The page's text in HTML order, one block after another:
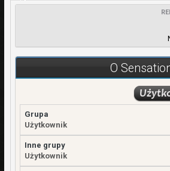
18 Listopad 2017
O
Grupa
Użytkownik
Inne grupy
Użytkownik